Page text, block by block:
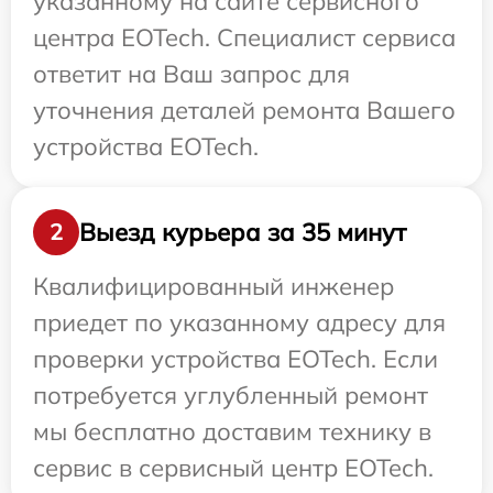
центра EOTech. Специалист сервиса
ответит на Ваш запрос для
уточнения деталей ремонта Вашего
устройства EOTech.
2
Выезд курьера за 35 минут
Квалифицированный инженер
приедет по указанному адресу для
проверки устройства EOTech. Если
потребуется углубленный ремонт
мы бесплатно доставим технику в
сервис в сервисный центр EOTech.